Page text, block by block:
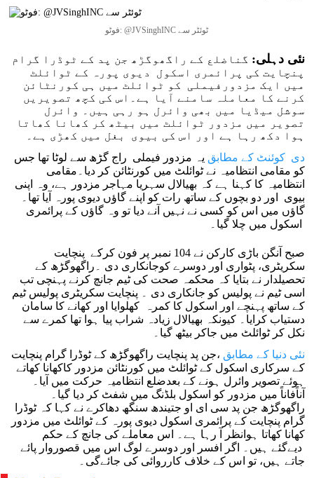
فوٹو: @JVSinghINC ٹوئٹر سے
نئی دہلی: گناضلع کے راگھوگڑھ جن پد کے ٹوڈرا گرام
پنچایت کی پرائمری اسکول دیوی پورہ کے ٹوائلٹ
میں ایک مزدورفیملی کو ٹوائلٹ میں ہی کورنٹائن
کرنے کا معاملہ سامنے آیا ہے۔اس کی کچھ تصویریں
سوشل میڈیا میں بھی وائرل ہو رہی ہیں۔ وائرل
تصویر میں مزدور ٹوائلٹ میں بیٹھ کر کھانا کھاتا
ہوا دکھ رہا ہے اور اس کی بیوی بغل میں کھڑی ہے۔
دی کوئنٹ کے مطابق یہ مزدور فیملی راج گڑھ سے لوٹا تھا جس
کو مقامی انتظامیہ نے ٹوائلٹ میں کورنٹائن کر دیا۔مقامی
انتظامیہ کا کہنا ہے کہ بھیالال سہریا مہاجر مزدور ہے، وہ اپنی
بیوی اور دو بچوں کے ساتھ رات کو اپنے گاؤں دیوی پورہ آیا تھا۔
گاؤں میں اس کو کسی نے نہیں آنے دیا تو وہ گاؤں کے پرائمری
اسکول میں چلا گیا۔
صبح آنگن باڑی کارکن نے 104 نمبر پر فون کرکے پنچایت
سکریٹری، پٹواری اور دوسرے کوجانکاری دی ۔راگھوگڑھ کے
تحصیلدار نے بتایا کہ محکمہ صحت کی ٹیم جانچ کرنے پہنچی تب
اسی ٹیم نے پولیس کو جانکاری دی ۔ پنچایت سکریٹری پولیس ٹیم
کے ساتھ پہنچے اور اسکول کا کمرہ کھلوایا اور کھانے کا سامان
دستیاب کرایا۔ کیونکہ بھیالال زیادہ شراب پیا ہوا تھا کمرے سے
نکل کر ٹوائلٹ میں جاکر بیٹھ گیا۔
نئی دنیا کے مطابق ،جن پد پنچایت راگھوگڑھ کے ٹوڈرا گرام پنچایت
کے سرکاری اسکول کے ٹوائلٹ میں کورنٹائن مزدور کاکھانا کھاتے
ہوئے تصویر وائرل ہونے کے بعدضلع انتظامیہ حرکت میں آیا۔
آناًفاناً میں مزدور کو اسکول بلڈنگ میں شفٹ کر دیا گیا۔
راگھوگڑھ جن پد سی ای او جتیندھ سنگھ دھاکرے نے کہا کہ ٹوڈرا
گرام پنچایت کے پرائمری اسکول دیوی پورہ کے ٹوائلٹ میں مزدور
کھانا کھاتا ہوانظر آ رہا ہے۔ اس معاملے کی جانچ کے حکم
دیےگئے ہیں۔ اگر افسر اور دوسرے لوگ اس میں قصوروار پائے
جاتے ہیں، تو اس کے خلاف کارروائی کی جائےگی۔